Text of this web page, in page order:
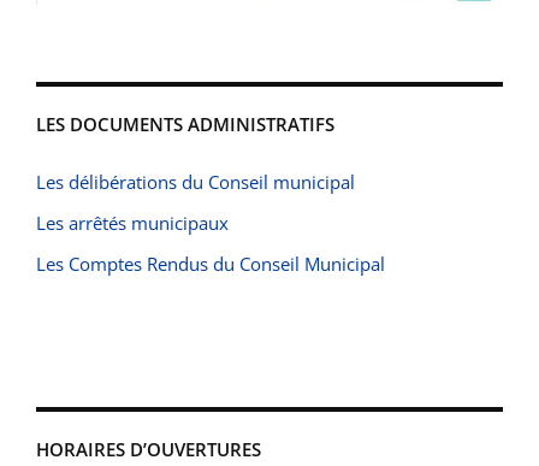
LES DOCUMENTS ADMINISTRATIFS
Les délibérations du Conseil municipal
Les arrêtés municipaux
Les Comptes Rendus du Conseil Municipal
HORAIRES D’OUVERTURES